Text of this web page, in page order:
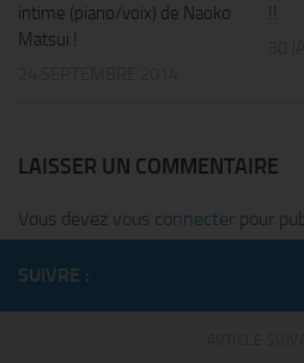
intime (piano/voix) de Naoko
Matsui !
!!
LAISSER UN COMMENTAIRE
Vous devez vous connecter pour
SUIVRE :